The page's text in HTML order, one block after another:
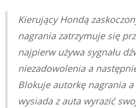
Kierujący Hondą
nagrania zatrzymuje się
najpierw używa sygnału
niezadowolenia a
Blokuje autorkę nagrania a
wysiada z auta wyrazić